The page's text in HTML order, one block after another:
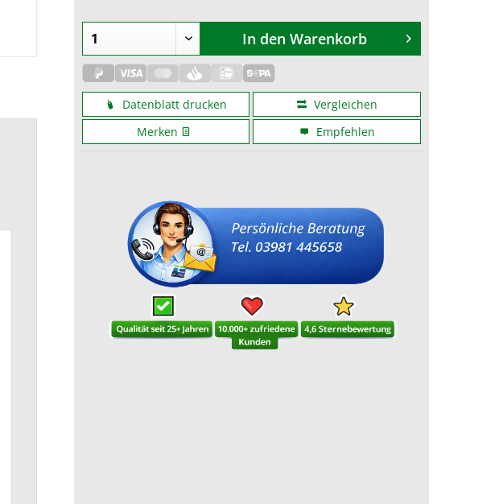
In den Warenkorb
Datenblatt drucken
Vergleichen
Merken
Empfehlen